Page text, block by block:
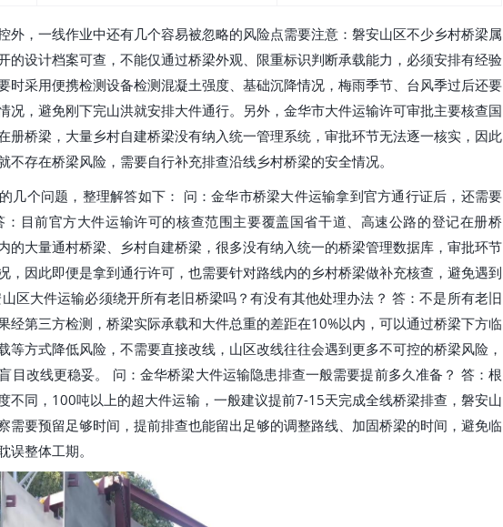
外，一线作业中还有几个容易被忽略的风险点需要注意：磐安山区不少乡村桥梁属
的设计档案可查，不能仅通过桥梁外观、限重标识判断承载能力，必须安排有经验
时采用便携检测设备检测混凝土强度、基础沉降情况，梅雨季节、台风季过后还要
况，避免刚下完山洪就安排大件通行。另外，金华市大件运输许可审批主要核查国
册桥梁，大量乡村自建桥梁没有纳入统一管理系统，审批环节无法逐一核实，因此
不存在桥梁风险，需要自行补充排查沿线乡村桥梁的安全情况。
几个问题，整理解答如下： 问：金华市桥梁大件运输拿到官方通行证后，还需要
：目前官方大件运输许可的核查范围主要覆盖国省干道、高速公路的登记在册桥
的大量通村桥梁、乡村自建桥梁，很多没有纳入统一的桥梁管理数据库，审批环节
，因此即便是拿到通行许可，也需要针对路线内的乡村桥梁做补充核查，避免遇到
区大件运输必须绕开所有老旧桥梁吗？有没有其他处理办法？ 答：不是所有老旧
经第三方检测，桥梁实际承载和大件总重的差距在10%以内，可以通过桥梁下方临
等方式降低风险，不需要直接改线，山区改线往往会遇到更多不可控的桥梁风险，
目改线更稳妥。 问：金华桥梁大件运输隐患排查一般需要提前多久准备？ 答：根
不同，100吨以上的超大件运输，一般建议提前7-15天完成全线桥梁排查，磐安山
需要预留足够时间，提前排查也能留出足够的调整路线、加固桥梁的时间，避免临
误整体工期。